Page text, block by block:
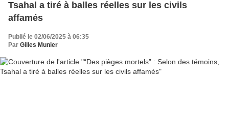
Tsahal a tiré à balles réelles sur les civils
affamés
Publié le 02/06/2025 à 06:35
Par Gilles Munier